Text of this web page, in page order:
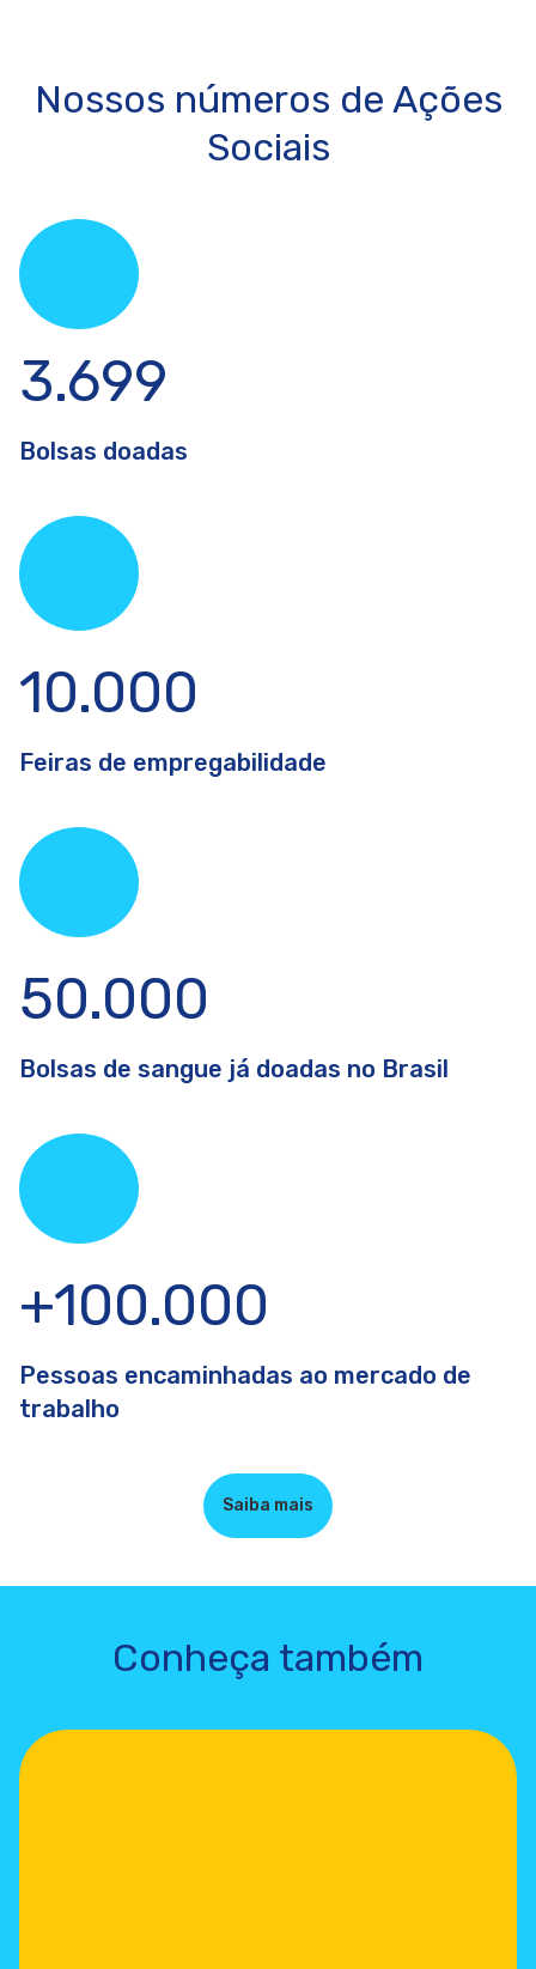
Nossos números de Ações
Sociais
3.699
Bolsas doadas
10.000
Feiras de empregabilidade
50.000
Bolsas de sangue já doadas no Brasil
+100.000
Pessoas encaminhadas ao mercado de
trabalho
Saiba mais
Conheça também